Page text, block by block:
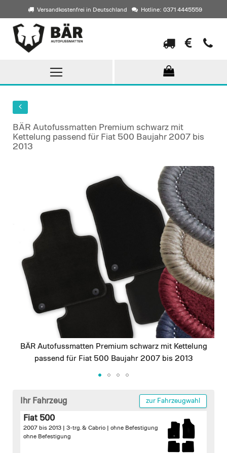
Versandkostenfrei in Deutschland Hotline: 0371 4445559
Direkt
zum
Inhalt
BÄR Autofussmatten Premium schwarz mit
Kettelung passend für Fiat 500 Baujahr 2007 bis
2013
images
gallery
BÄR Autofussmatten Premium schwarz mit Kettelung
passend für Fiat 500 Baujahr 2007 bis 2013
beginning
Ihr Fahrzeug zur Fahrzeugwahl
Fiat 500
2007 bis 2013 | 3-trg. & Cabrio | ohne Befestigung
ohne Befestigung